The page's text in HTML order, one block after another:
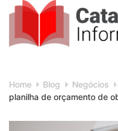
Skip
content
Home Blog Negócios
planilha de orçamento de